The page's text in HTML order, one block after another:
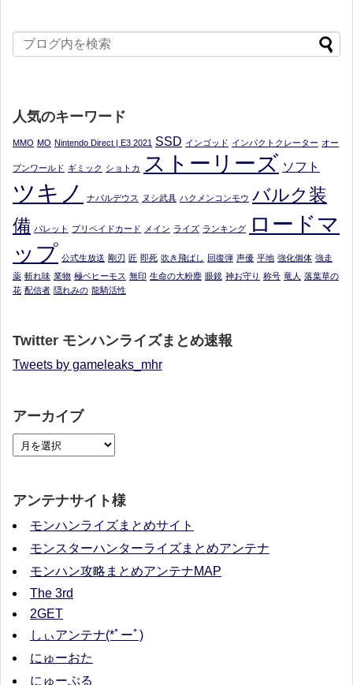
人気のキーワード
MMO MO Nintendo Direct | E3 2021 SSD インゴッド インパクトクレーター オー
プンワールド ギミック ショトカ ストーリーズ ソフト
ツキノ ナバルデウス ヌシ武具 ハクメンコンモウ バルク装
備 パレット プリペイドカード メイン ライズ ランキング
ロードマ
ップ 公式生放送 剛刃 匠 即死 吹き飛ばし 回復弾 声優 平地 強化個体 強走
薬 斬れ味 業物 極ベヒーモス 無印 生命の大粉塵 眼鏡 神お守り 称号 竜人 落葉草の
花 配信者 隠れみの 龍騎活性
Twitter モンハンライズまとめ速報
Tweets by gameleaks_mhr
アーカイブ
アンテナサイト様
モンハンライズまとめサイト
モンスターハンターライズまとめアンテナ
モンハン攻略まとめアンテナMAP
The 3rd
2GET
しぃアンテナ(*ﾟーﾟ)
にゅーおた
にゅーぷる